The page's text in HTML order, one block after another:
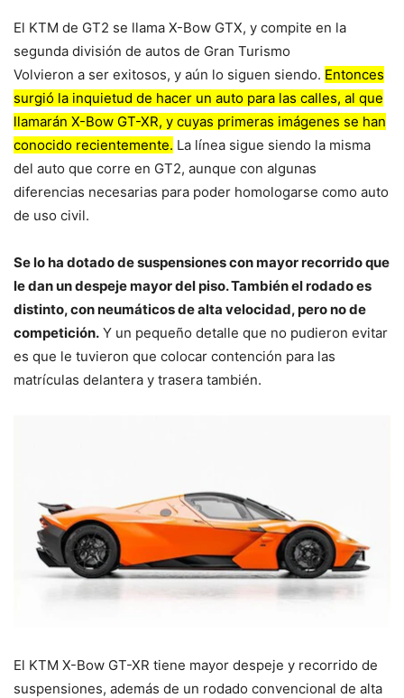
El KTM de GT2 se llama X-Bow GTX, y compite en la
segunda división de autos de Gran Turismo
Volvieron a ser exitosos, y aún lo siguen siendo. Entonces
surgió la inquietud de hacer un auto para las calles, al que
llamarán X-Bow GT-XR, y cuyas primeras imágenes se han
conocido recientemente. La línea sigue siendo la misma
del auto que corre en GT2, aunque con algunas
diferencias necesarias para poder homologarse como auto
de uso civil.
Se lo ha dotado de suspensiones con mayor recorrido que
le dan un despeje mayor del piso. También el rodado es
distinto, con neumáticos de alta velocidad, pero no de
competición. Y un pequeño detalle que no pudieron evitar
es que le tuvieron que colocar contención para las
matrículas delantera y trasera también.
El KTM X-Bow GT-XR tiene mayor despeje y recorrido de
suspensiones, además de un rodado convencional de alta